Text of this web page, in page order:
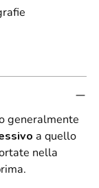
generalmente
a quello
nella